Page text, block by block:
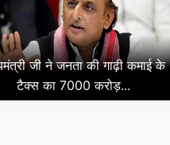
जी ने जनता की गाढ़ी कमाई के
टैक्स का 7000 करोड़...